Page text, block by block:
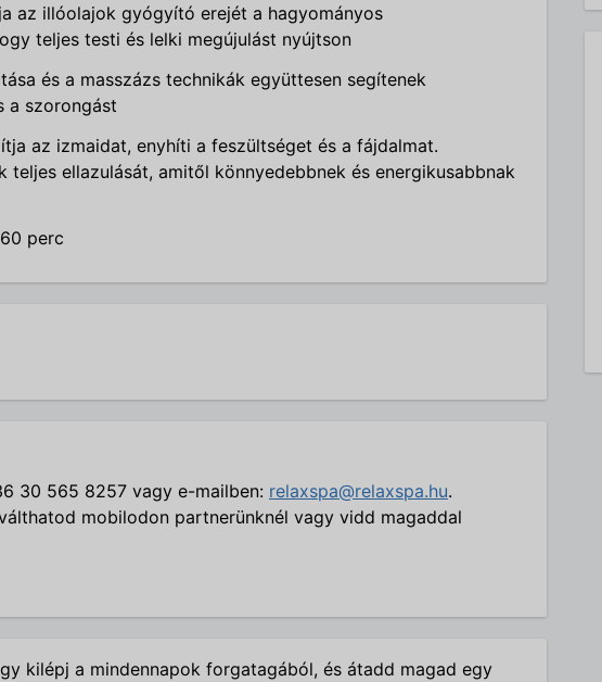
az illóolajok gyógyító erejét a hagyományos
teljes testi és lelki megújulást nyújtson
és a masszázs technikák együttesen segítenek
a szorongást
az izmaidat, enyhíti a feszültséget és a fájdalmat.
teljes ellazulását, amitől könnyedebbnek és energikusabbnak
perc
30 565 8257 vagy e-mailben: relaxspa@relaxspa.hu.
mobilodon partnerünknél vagy vidd magaddal
kilépj a mindennapok forgatagából, és átadd magad egy